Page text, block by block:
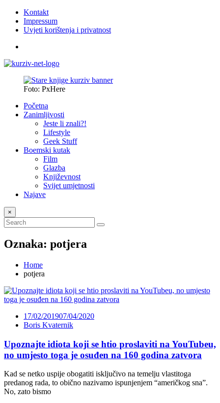
Kontakt
Impressum
Uvjeti korištenja i privatnost
Foto: PxHere
Početna
Zanimljivosti
Jeste li znali?!
Lifestyle
Geek Stuff
Boemski kutak
Film
Glazba
Književnost
Svijet umjetnosti
Najave
×
Oznaka: potjera
Home
potjera
17/02/201907/04/2020
Boris Kvaternik
Upoznajte idiota koji se htio proslaviti na YouTubeu,
no umjesto toga je osuđen na 160 godina zatvora
Kad se netko uspije obogatiti isključivo na temelju vlastitoga
predanog rada, to obično nazivamo ispunjenjem “američkog sna”.
No, zato bismo